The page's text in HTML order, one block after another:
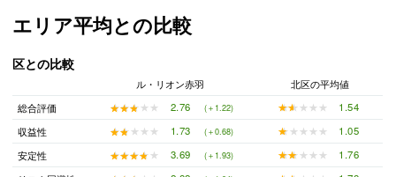
エリア平均との比較
区との比較
ル・リオン赤羽
北区の平均値
総合評価
★★★★★
★★★★★ 2.76 (＋1.22) ★★★★★
★★★★★
1.54
収益性
★★★★★
★★★★★ 1.73 (＋0.68) ★★★★★
★★★★★
1.05
安定性
★★★★★
★★★★★ 3.69 (＋1.93) ★★★★★
★★★★★
1.76